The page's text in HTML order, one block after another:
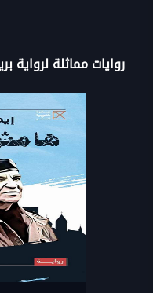
روايات مماثلة لرواية